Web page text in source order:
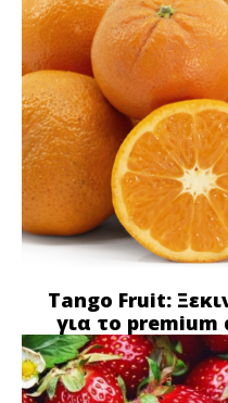
Tango Fruit:
για το premium